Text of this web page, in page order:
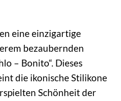
eine einzigartige
bezaubernden
– Bonito“. Dieses
die ikonische Stilikone
Schönheit der